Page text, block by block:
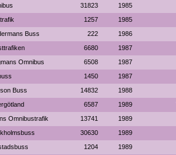
31823 1985
1257 1985
Buss 222 1986
6680 1987
Omnibus 6508 1987
1450 1987
Buss 14832 1988
6587 1989
Omnibustrafik 13741 1989
30630 1989
1204 1989